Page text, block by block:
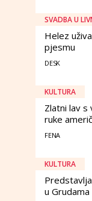
SVADBA U
Helez
pjesmu
DESK
KULTURA
Zlatni lav
ruke
FENA
KULTURA
u Grudama